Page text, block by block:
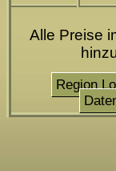
Alle Preise
Region